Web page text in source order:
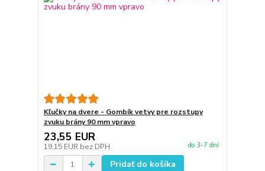
Kľučky na dvere - Gombík vetvy pre rozstupy
zvuku brány 90 mm vpravo
23,55 EUR
19,15 EUR bez DPH do 3-7 dní
Pridať do košíka